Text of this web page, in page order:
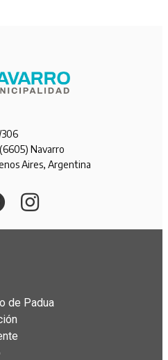
Navarro
Aires, Argentina
de Padua